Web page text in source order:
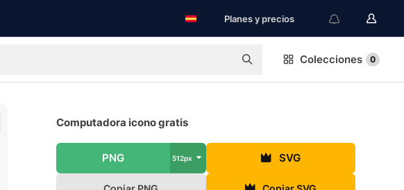
Planes y precios
Colecciones 0
Computadora icono gratis
PNG 512px SVG